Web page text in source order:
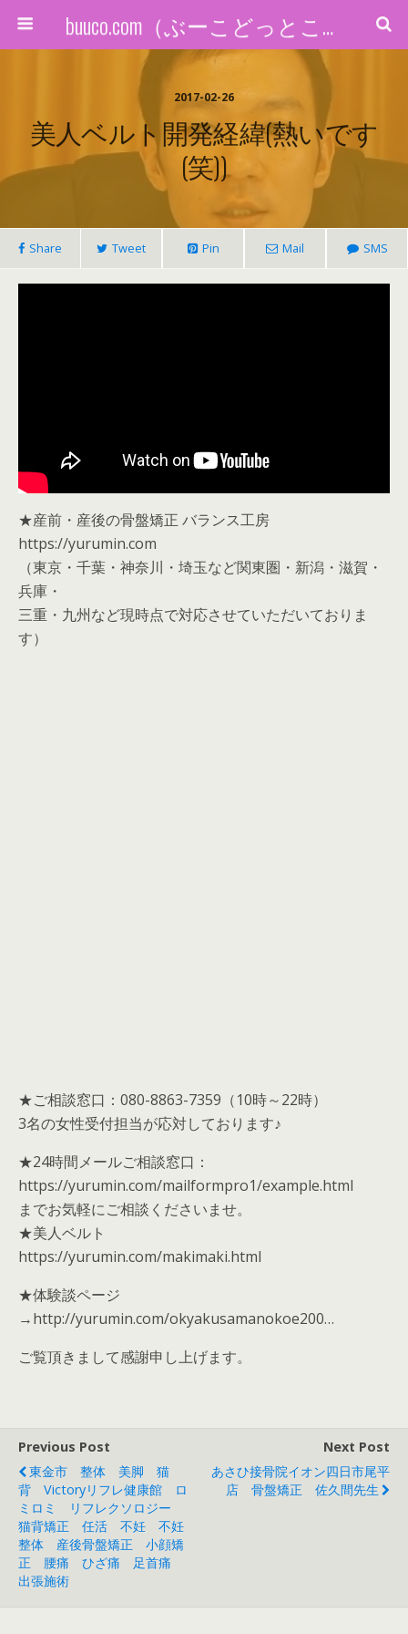
buuco.com（ぶーこどっとこむ）
2017-02-26
美人ベルト開発経緯(熱いです
(笑))
Share Tweet Pin Mail SMS
★産前・産後の骨盤矯正 バランス工房
https://yurumin.com
（東京・千葉・神奈川・埼玉など関東圏・新潟・滋賀・
兵庫・
三重・九州など現時点で対応させていただいておりま
す）
★ご相談窓口：080-8863-7359（10時～22時）
3名の女性受付担当が応対しております♪
★24時間メールご相談窓口：
https://yurumin.com/mailformpro1/example.html
までお気軽にご相談くださいませ。
★美人ベルト
https://yurumin.com/makimaki.html
★体験談ページ
→http://yurumin.com/okyakusamanokoe200…
ご覧頂きまして感謝申し上げます。
Previous Post
東金市 整体 美脚 猫
背 Victoryリフレ健康館 ロ
ミロミ リフレクソロジー
猫背矯正 任活 不妊 不妊
整体 産後骨盤矯正 小顔矯
正 腰痛 ひざ痛 足首痛
出張施術
Next Post
あさひ接骨院イオン四日市尾平
店 骨盤矯正 佐久間先生